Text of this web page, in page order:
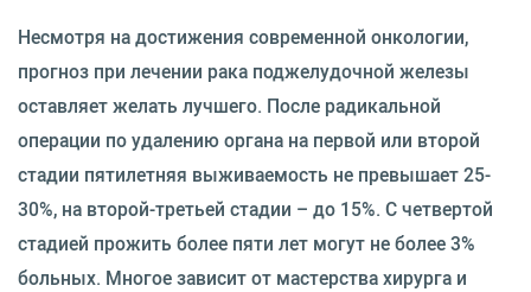
Несмотря на достижения современной онкологии,
прогноз при лечении рака поджелудочной железы
оставляет желать лучшего. После радикальной
операции по удалению органа на первой или второй
стадии пятилетняя выживаемость не превышает 25-
30%, на второй-третьей стадии – до 15%. С четвертой
стадией прожить более пяти лет могут не более 3%
больных. Многое зависит от мастерства хирурга и